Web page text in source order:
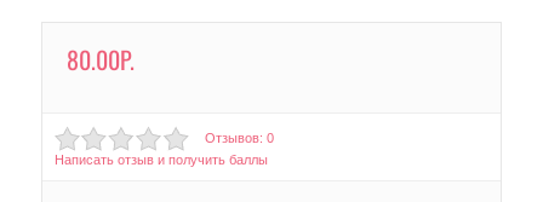
80.00Р.
Отзывов: 0
Написать отзыв и получить баллы